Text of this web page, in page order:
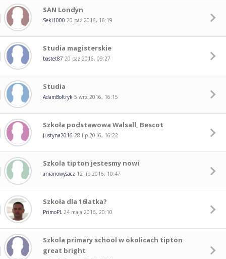
SAN Londyn
Seki1000 20 paź 2016, 16:19
Studia magisterskie
bastet87 20 paź 2016, 09:27
Studia
AdamBoltryk 5 wrz 2016, 16:15
Szkoła podstawowa Walsall, Bescot
Justyna2016 28 lip 2016, 16:22
Szkola tipton jestesmy nowi
anianowysacz 12 lip 2016, 10:47
Szkoła dla 16latka?
PrimoPL 24 maja 2016, 20:10
Szkola primary school w okolicach tipton
great bright